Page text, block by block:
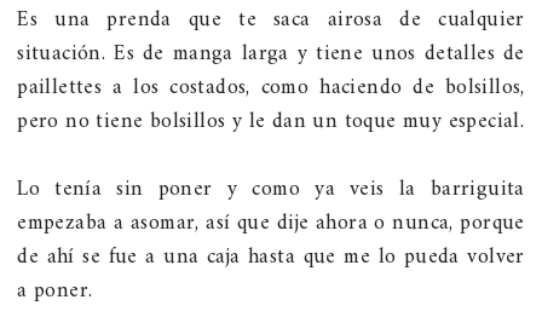
Es una prenda que te saca airosa de cualquier
situación. Es de manga larga y tiene unos detalles de
paillettes a los costados, como haciendo de bolsillos,
pero no tiene bolsillos y le dan un toque muy especial.
Lo tenía sin poner y como ya veis la barriguita
empezaba a asomar, así que dije ahora o nunca, porque
de ahí se fue a una caja hasta que me lo pueda volver
a poner.